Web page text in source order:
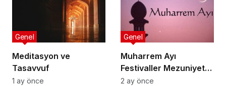
Meditasyon ve
Tasavvuf
Genel
1 ay önce
Muharrem Ayı
Festivaller Mezuniyet
Törenleri
Genel
2 ay önce